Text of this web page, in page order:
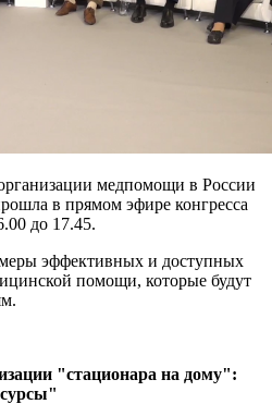
медпомощи в России
в прямом эфире конгресса
до 17.45.
эффективных и доступных
помощи, которые будут
"стационара на дому":